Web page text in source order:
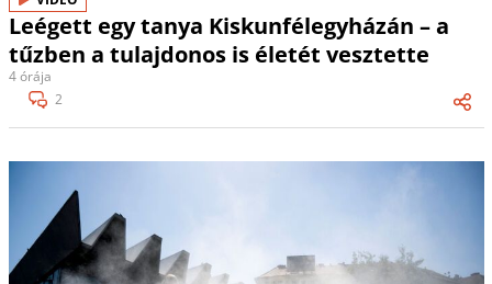
Leégett egy tanya Kiskunfélegyházán – a
tűzben a tulajdonos is életét vesztette
4 órája
2